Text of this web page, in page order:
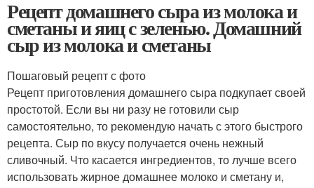
Рецепт домашнего сыра из молока и
сметаны и яиц с зеленью. Домашний
сыр из молока и сметаны
Пошаговый рецепт с фото
Рецепт приготовления домашнего сыра подкупает своей
простотой. Если вы ни разу не готовили сыр
самостоятельно, то рекомендую начать с этого быстрого
рецепта. Сыр по вкусу получается очень нежный
сливочный. Что касается ингредиентов, то лучше всего
использовать жирное домашнее молоко и сметану и,